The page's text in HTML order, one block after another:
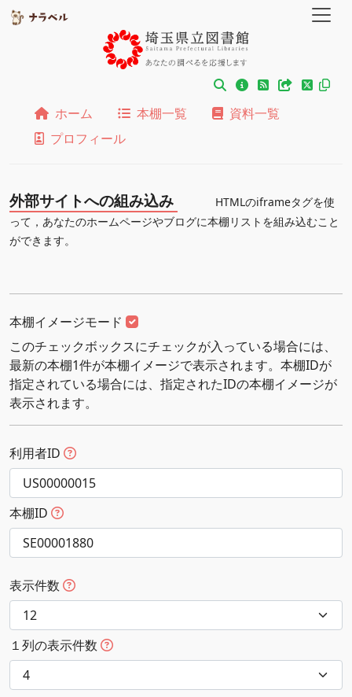
ホーム 本棚一覧
資料一覧
プロフィール
外部サイトへの組み込み
HTMLのiframeタグを使
って，あなたのホームページやブログに本棚リストを組み込むこと
ができます。
本棚イメージモード
このチェックボックスにチェックが入っている場合には、
最新の本棚1件が本棚イメージで表示されます。本棚IDが
指定されている場合には、指定されたIDの本棚イメージが
表示されます。
利用者ID
本棚ID
表示件数
１列の表示件数